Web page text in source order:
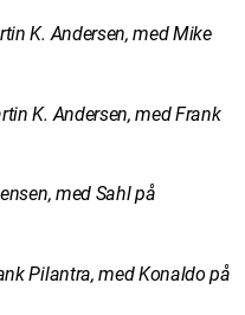
K. Andersen, med Mike
K. Andersen, med Frank
med Sahl på
Pilantra, med Konaldo på